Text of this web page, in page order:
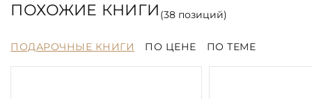
ПОХОЖИЕ КНИГИ (38позиций)
ПОДАРОЧНЫЕ КНИГИ ПО ЦЕНЕ ПО ТЕМЕ